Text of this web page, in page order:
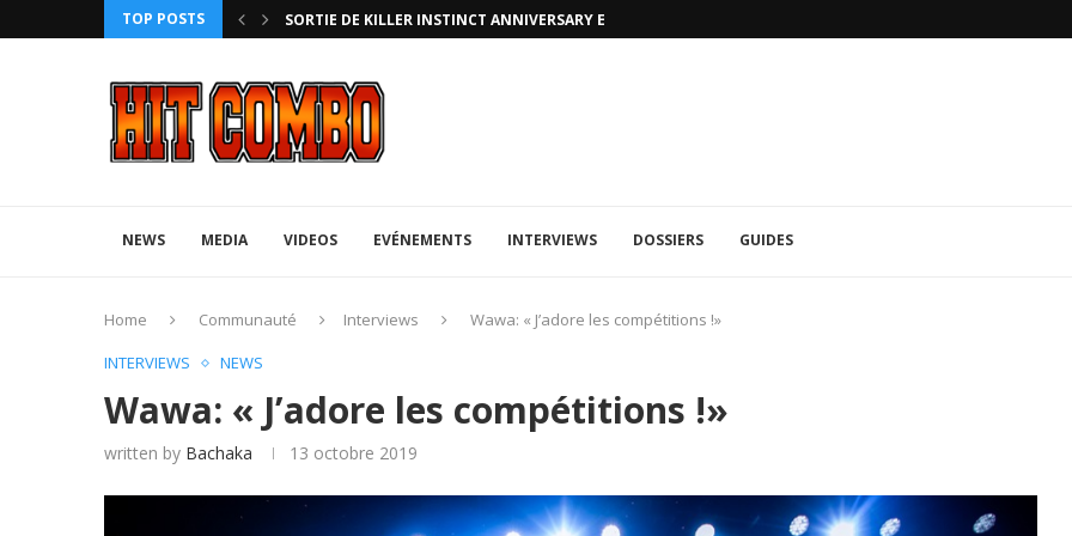
TOP POSTS
EDITION UFA 2023 (PHOTOS)
NEWS MEDIA VIDEOS EVÉNEMENTS INTERVIEWS DOSSIERS GUIDES
Home Communauté Interviews
Wawa: « J’adore les compétitions !»
INTERVIEWS
NEWS
Wawa: « J’adore les compétitions !»
written by Bachaka 13 octobre 2019